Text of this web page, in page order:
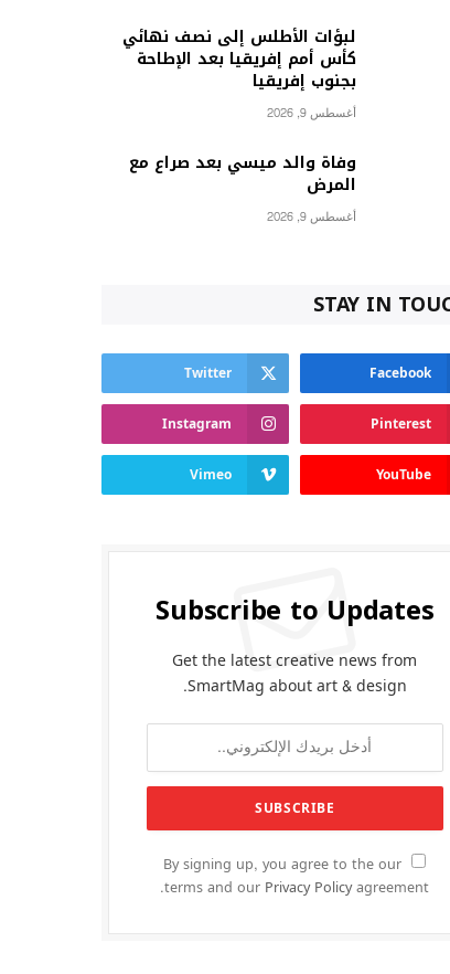
لبؤات الأطلس إلى نصف نهائي
كأس أمم إفريقيا بعد الإطاحة
بجنوب إفريقيا
أغسطس 9, 2026
وفاة والد ميسي بعد صراع مع
المرض
أغسطس 9, 2026
STAY IN
Facebook
Twitter
Pinterest
Instagram
YouTube
Vimeo
Subscribe to Updates
Get the latest creative news from
SmartMag about art & design.
By signing up, you agree to the our
terms and our Privacy Policyagreement.